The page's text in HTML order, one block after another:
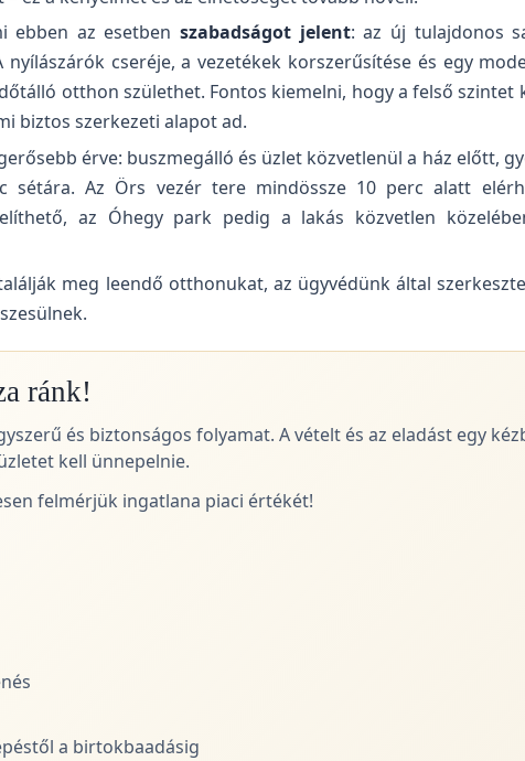
ebben az esetbenszabadságot jelent: az új tulajdonos
cseréje, a vezetékek korszerűsítése és egy
otthon születhet. Fontos kiemelni, hogy a felső szintet
biztos szerkezeti alapot ad.
érve: buszmegálló és üzlet közvetlenül a ház előtt,
sétára. Az Örs vezér tere mindössze 10 perc alatt
az Óhegy park pedig a lakás közvetlen
meg leendő otthonukat, az ügyvédünk által
ránk!
és biztonságos folyamat. A vételt és az eladást egy
kell ünnepelnie.
felmérjük ingatlana piaci értékét!
a birtokbaadásig